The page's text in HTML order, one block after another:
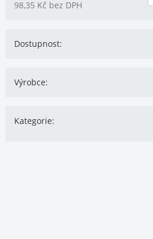
98,35 Kč bez DPH
Dostupnost:
Výrobce:
Kategorie: